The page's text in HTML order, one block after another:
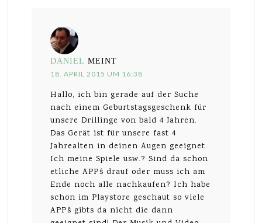
DANIEL MEINT
18. APRIL 2015 UM 16:38
Hallo, ich bin gerade auf der Suche
nach einem Geburtstagsgeschenk für
unsere Drillinge von bald 4 Jahren.
Das Gerät ist für unsere fast 4
Jahrealten in deinen Augen geeignet.
Ich meine Spiele usw.? Sind da schon
etliche APP´s drauf oder muss ich am
Ende noch alle nachkaufen? Ich habe
schon im Playstore geschaut so viele
APP´s gibts da nicht die dann